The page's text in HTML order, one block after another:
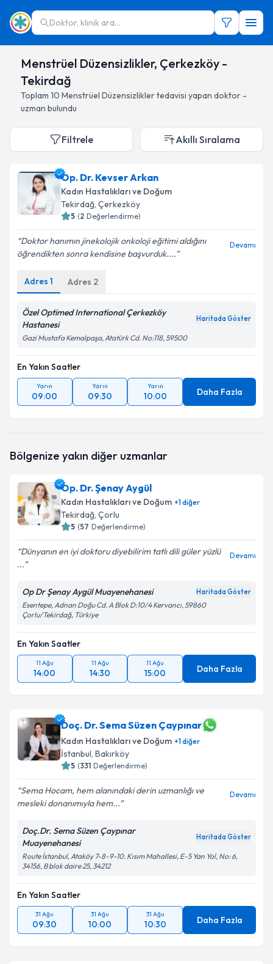
Doktor, klinik ara...
Menstrüel Düzensizlikler, Çerkezköy -
Tekirdağ
Toplam 10 Menstrüel Düzensizliklertedavisi yapan doktor -
uzman bulundu
Filtrele Akıllı Sıralama
Op. Dr. Kevser Arkan
Kadın Hastalıkları ve Doğum
Tekirdağ, Çerkezköy
5 (2 Değerlendirme)
Doktor hanımın jinekolojik onkoloji eğitimi aldığını
öğrendikten sonra kendisine başvurduk....
Devamı
Adres 1 Adres 2
Özel Optimed International Çerkezköy
Hastanesi
Haritada Göster
Gazi Mustafa Kemalpaşa, Atatürk Cd. No:118, 59500
En Yakın Saatler
Yarın
09:00
Yarın
09:30
Yarın
10:00 Daha Fazla
Bölgenize yakın diğer uzmanlar
Op. Dr. Şenay Aygül
Kadın Hastalıkları ve Doğum +1diğer
Tekirdağ, Çorlu
5 (57 Değerlendirme)
Dünyanın en iyi doktoru diyebilirim tatlı dili güler yüzlü
...
Devamı
Op Dr Şenay Aygül Muayenehanesi Haritada Göster
Esentepe, Adnan Doğu Cd. A Blok D:10/4 Kervancı, 59860
Çorlu/Tekirdağ, Türkiye
En Yakın Saatler
11 Ağu
14:00
11 Ağu
14:30
11 Ağu
15:00 Daha Fazla
Doç. Dr. Sema Süzen Çaypınar
Kadın Hastalıkları ve Doğum +1diğer
İstanbul, Bakırköy
5 (331 Değerlendirme)
Sema Hocam, hem alanındaki derin uzmanlığı ve
mesleki donanımıyla hem...
Devamı
Doç.Dr. Sema Süzen Çaypınar
Muayenehanesi
Haritada Göster
Route İstanbul, Ataköy 7-8-9-10. Kısım Mahallesi, E-5 Yan Yol, No: 6,
34156, B blok daire 25, 34212
En Yakın Saatler
31 Ağu
09:30
31 Ağu
10:00
31 Ağu
10:30 Daha Fazla